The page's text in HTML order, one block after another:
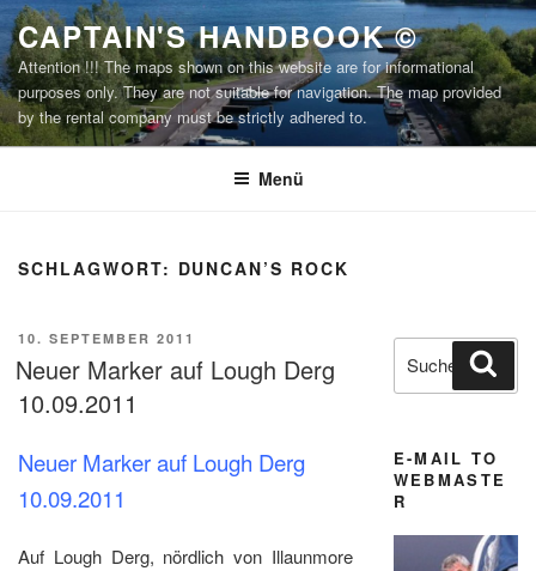
Zum
Inhalt
springen
CAPTAIN'S HANDBOOK ©
Attention !!! The maps shown on this website are for informational
purposes only. They are not suitable for navigation. The map provided
by the rental company must be strictly adhered to.
Menü
SCHLAGWORT: DUNCAN’S ROCK
VERÖFFENTLICHT
AM
10. SEPTEMBER 2011
Neuer Marker auf Lough Derg
10.09.2011
Neuer Marker auf Lough Derg
10.09.2011
Auf Lough Derg, nördlich von Illaunmore
Suchen
nach:
E-MAIL TO
WEBMASTE
R